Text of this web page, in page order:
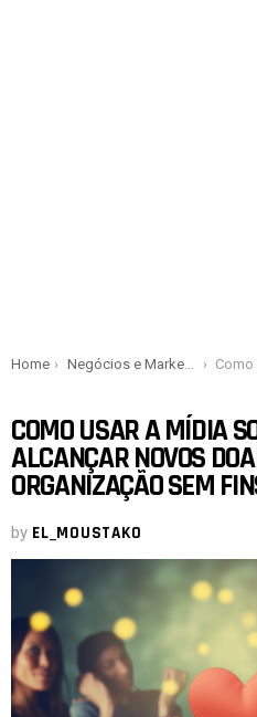
You are here:
Home Negócios e Marketing Como usar a mídia social para
COMO USAR A MÍDIA
ALCANÇAR NOVOS
ORGANIZAÇÃO SEM
by EL_MOUSTAKO